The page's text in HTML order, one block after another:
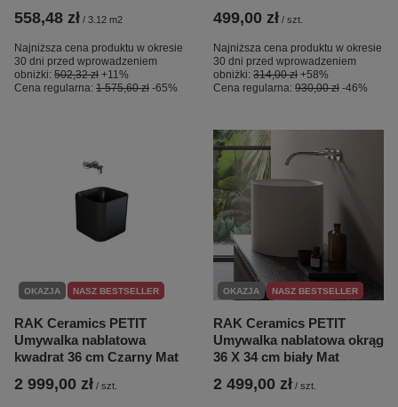
558,48 zł / 3.12 m2
Najniższa cena produktu w okresie
30 dni przed wprowadzeniem
obniżki: 502,32 zł +11%
Cena regularna: 1 575,60 zł -65%
499,00 zł / szt.
Najniższa cena produktu w okresie
30 dni przed wprowadzeniem
obniżki: 314,00 zł +58%
Cena regularna: 930,00 zł -46%
OKAZJA NASZ BESTSELLER
RAK Ceramics PETIT
Umywalka nablatowa
kwadrat 36 cm Czarny Mat
2 999,00 zł / szt.
OKAZJA NASZ BESTSELLER
RAK Ceramics PETIT
Umywalka nablatowa okrąg
36 X 34 cm biały Mat
2 499,00 zł / szt.